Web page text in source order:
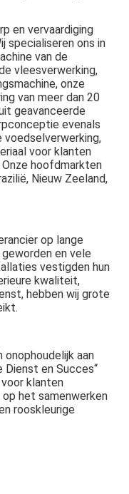
en vervaardiging
specialiseren ons in
van de
vleesverwerking,
onze
van meer dan 20
geavanceerde
evenals
voedselverwerking,
voor klanten
hoofdmarkten
Nieuw Zeeland,
op lange
en vele
vestigden hun
kwaliteit,
hebben wij grote
onophoudelijk aan
Dienst en Succes“
klanten
op het samenwerken
rooskleurige